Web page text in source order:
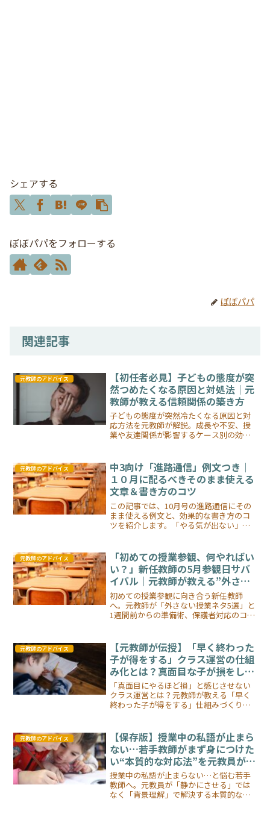
シェアする
ぼぼパパをフォローする
ぼぼパパ
関連記事
元教師のアドバイス
【初任者必見】子どもの態度が突
然つめたくなる原因と対処法｜元
教師が教える信頼関係の築き方
子どもの態度が突然冷たくなる原因と対
応方法を元教師が解説。成長や不安、授
業や友達関係が影響するケース別の効果
解説しています。
元教師のアドバイス
中3向け「進路通信」例文つき｜
１０月に配るべきそのまま使える
文章＆書き方のコツ
この記事では、10月号の進路通信にその
まま使える例文と、効果的な書き方のコ
ツを紹介します。「やる気が出ない」と
立つヒントが満載
元教師のアドバイス
「初めての授業参観、何やればい
い？」新任教師の5月参観日サバ
イバル｜元教師が教える”外さな
い授業ネタ”と保護者の目が怖く
なくなる準備術
初めての授業参観に向き合う新任教師
へ。元教師が「外さない授業ネタ5選」と
1週間前からの準備術、保護者対応のコツ
元教師のアドバイス
【元教師が伝授】「早く終わった
子が得をする」クラス運営の仕組
み化とは？真面目な子が損をしな
い教室づくりの秘訣
「真面目にやるほど損」と感じさせない
クラス運営とは？元教師が教える「早く
終わった子が得をする」仕組みづくりの
元教師のアドバイス
【保存版】授業中の私語が止まら
ない…若手教師がまず身につけた
い“本質的な対応法”を元教員が徹
底解説 🎓✨
授業中の私語が止まらない…と悩む若手
教師へ。元教員が「静かにさせる」では
なく「背景理解」で解決する本質的な対